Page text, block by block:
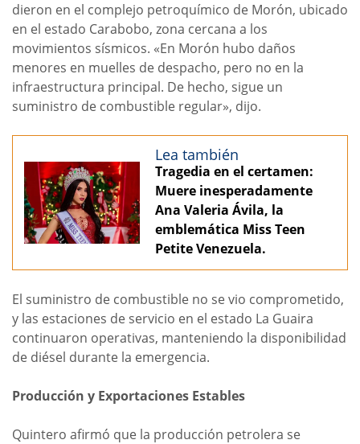
dieron en el complejo petroquímico de Morón, ubicado
en el estado Carabobo, zona cercana a los
movimientos sísmicos. «En Morón hubo daños
menores en muelles de despacho, pero no en la
infraestructura principal. De hecho, sigue un
suministro de combustible regular», dijo.
Lea también
Tragedia en el certamen:
Muere inesperadamente
Ana Valeria Ávila, la
emblemática Miss Teen
Petite Venezuela.
El suministro de combustible no se vio comprometido,
y las estaciones de servicio en el estado La Guaira
continuaron operativas, manteniendo la disponibilidad
de diésel durante la emergencia.
Producción y Exportaciones Estables
Quintero afirmó que la producción petrolera se